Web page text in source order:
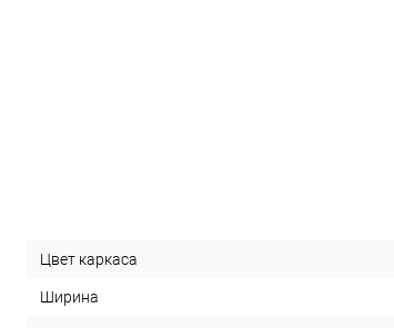
Цвет каркаса
Ширина